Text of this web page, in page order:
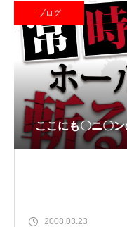
ブログ
ここにも〇ニ〇ン
2008.03.23